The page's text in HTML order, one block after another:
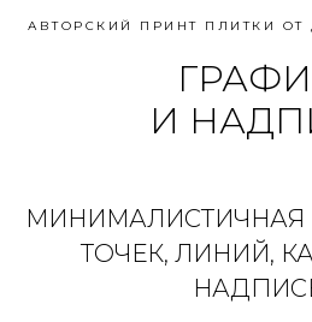
АВТОРСКИЙ ПРИНТ ПЛИТКИ
И
МИНИМАЛИСТИЧНАЯ
ТОЧЕК, ЛИНИЙ,